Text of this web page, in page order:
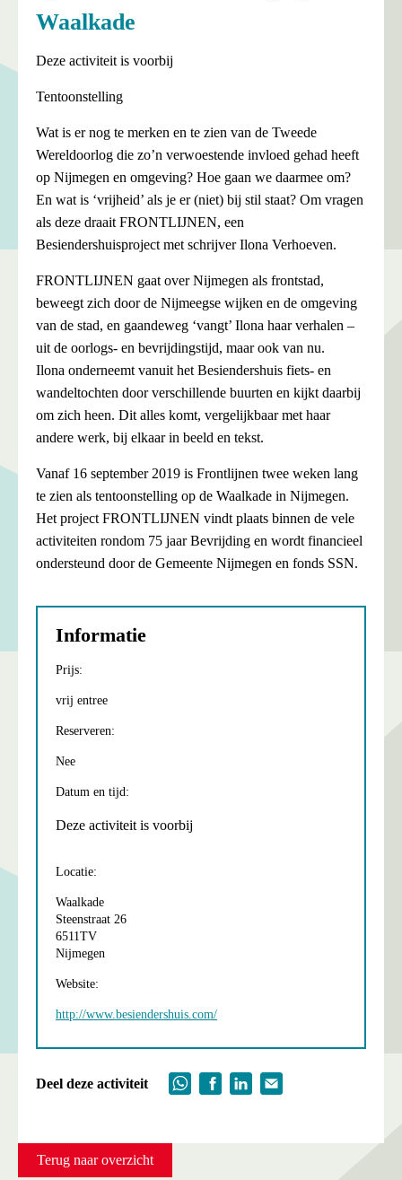
Waalkade
Deze activiteit is voorbij
Tentoonstelling
Wat is er nog te merken en te zien van de Tweede
Wereldoorlog die zo’n verwoestende invloed gehad heeft
op Nijmegen en omgeving? Hoe gaan we daarmee om?
En wat is ‘vrijheid’ als je er (niet) bij stil staat? Om vragen
als deze draait FRONTLIJNEN, een
Besiendershuisproject met schrijver Ilona Verhoeven.
FRONTLIJNEN gaat over Nijmegen als frontstad,
beweegt zich door de Nijmeegse wijken en de omgeving
van de stad, en gaandeweg ‘vangt’ Ilona haar verhalen –
uit de oorlogs- en bevrijdingstijd, maar ook van nu.
Ilona onderneemt vanuit het Besiendershuis fiets- en
wandeltochten door verschillende buurten en kijkt daarbij
om zich heen. Dit alles komt, vergelijkbaar met haar
andere werk, bij elkaar in beeld en tekst.
Vanaf 16 september 2019 is Frontlijnen twee weken lang
te zien als tentoonstelling op de Waalkade in Nijmegen.
Het project FRONTLIJNEN vindt plaats binnen de vele
activiteiten rondom 75 jaar Bevrijding en wordt financieel
ondersteund door de Gemeente Nijmegen en fonds SSN.
Informatie
Prijs:
vrij entree
Reserveren:
Nee
Datum en tijd:
Deze activiteit is voorbij
Locatie:
Waalkade
Steenstraat 26
6511TV
Nijmegen
Website:
http://www.besiendershuis.com/
Deel deze activiteit
Terug naar overzicht